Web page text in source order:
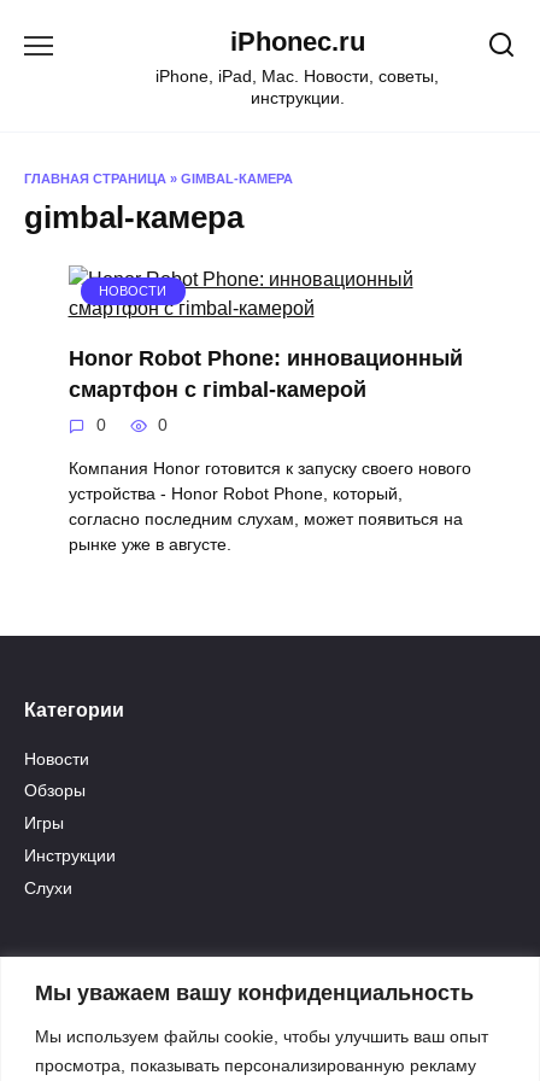
Мы уважаем вашу конфиденциальность
Мы используем файлы cookie, чтобы улучшить ваш опыт
просмотра, показывать персонализированную рекламу
iPhonec.ru
iPhone, iPad, Mac. Новости, советы,
инструкции.
ГЛАВНАЯ СТРАНИЦА » GIMBAL-КАМЕРА
gimbal-камера
НОВОСТИ
Honor Robot Phone: инновационный
смартфон с гimbal-камерой
0 0
Компания Honor готовится к запуску своего нового
устройства - Honor Robot Phone, который,
согласно последним слухам, может появиться на
рынке уже в августе.
Категории
Новости
Обзоры
Игры
Инструкции
Слухи
Связаться с нами